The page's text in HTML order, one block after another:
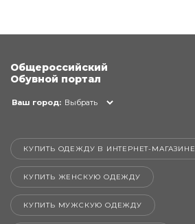
Общероссийский
Обувной портал
Ваш город: Выбрать
КУПИТЬ ОДЕЖДУ В ИНТЕРНЕТ-МАГАЗИНЕ
КУПИТЬ ЖЕНСКУЮ ОДЕЖДУ
КУПИТЬ МУЖСКУЮ ОДЕЖДУ